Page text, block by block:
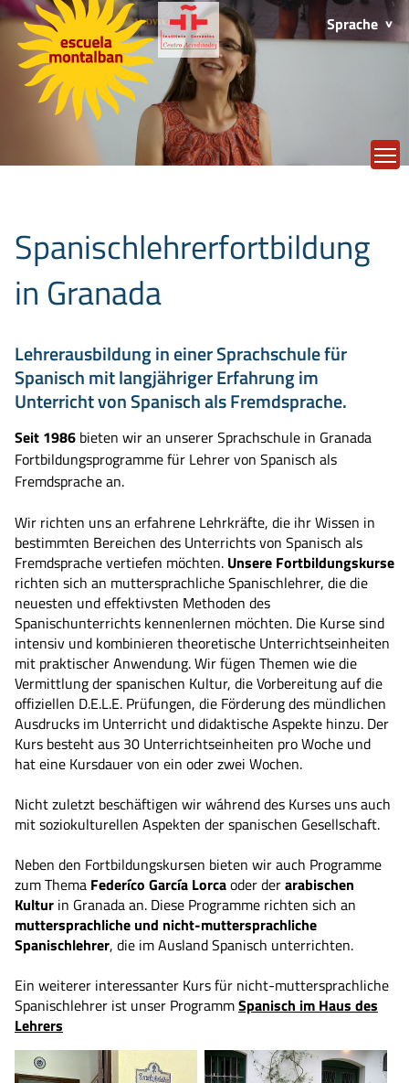
Sprache
Spanischlehrerfortbildung
in Granada
Lehrerausbildung in einer Sprachschule für
Spanisch mit langjähriger Erfahrung im
Unterricht von Spanisch als Fremdsprache.
Seit 1986 bieten wir an unserer Sprachschule in Granada
Fortbildungsprogramme für Lehrer von Spanisch als
Fremdsprache an.
Wir richten uns an erfahrene Lehrkräfte, die ihr Wissen in
bestimmten Bereichen des Unterrichts von Spanisch als
Fremdsprache vertiefen möchten. Unsere Fortbildungskurse
richten sich an muttersprachliche Spanischlehrer, die die
neuesten und effektivsten Methoden des
Spanischunterrichts kennenlernen möchten. Die Kurse sind
intensiv und kombinieren theoretische Unterrichtseinheiten
mit praktischer Anwendung. Wir fügen Themen wie die
Vermittlung der spanischen Kultur, die Vorbereitung auf die
offiziellen D.E.L.E. Prüfungen, die Förderung des mündlichen
Ausdrucks im Unterricht und didaktische Aspekte hinzu. Der
Kurs besteht aus 30 Unterrichtseinheiten pro Woche und
hat eine Kursdauer von ein oder zwei Wochen.
Nicht zuletzt beschäftigen wir wáhrend des Kurses uns auch
mit soziokulturellen Aspekten der spanischen Gesellschaft.
Neben den Fortbildungskursen bieten wir auch Programme
zum Thema Federíco García Lorcaoder derarabischen
Kultur in Granada an. Diese Programme richten sich an
muttersprachliche und nicht-muttersprachliche
Spanischlehrer, die im Ausland Spanisch unterrichten.
Ein weiterer interessanter Kurs für nicht-muttersprachliche
Spanischlehrer ist unser ProgrammSpanisch im Haus des
Lehrers